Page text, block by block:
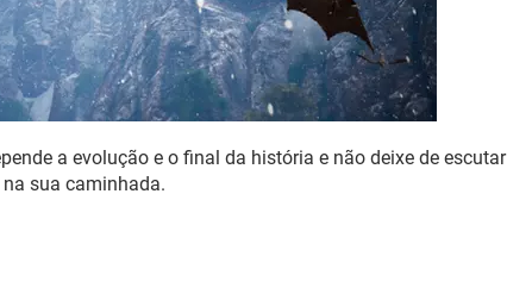
a evolução e o final da história e não deixe de escutar
sua caminhada.